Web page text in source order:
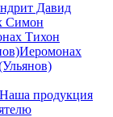
Давид
Симон
Тихон
Иеромонах
Наша продукция